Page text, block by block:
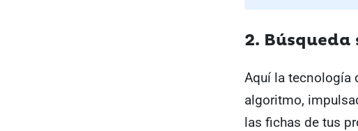
2.
Aquí la tecnología
algoritmo,
las fichas de tus